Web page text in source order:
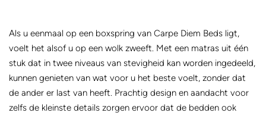
Als u eenmaal op een boxspring van Carpe Diem Beds ligt,
voelt het alsof u op een wolk zweeft. Met een matras uit één
stuk dat in twee niveaus van stevigheid kan worden ingedeeld,
kunnen genieten van wat voor u het beste voelt, zonder dat
de ander er last van heeft. Prachtig design en aandacht voor
zelfs de kleinste details zorgen ervoor dat de bedden ook